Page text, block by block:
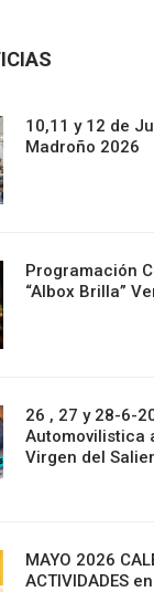
10,11 y 12 de
Madroño 2026
Programación
“Albox Brilla”
26 , 27 y 28-6-
Automovilistica
Virgen del
MAYO 2026
ACTIVIDADES